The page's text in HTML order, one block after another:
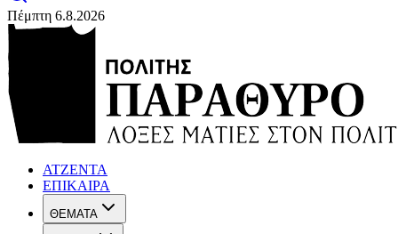
Πέμπτη 6.8.2026
ΑΤΖΕΝΤΑ
ΕΠΙΚΑΙΡΑ
ΘΕΜΑΤΑ